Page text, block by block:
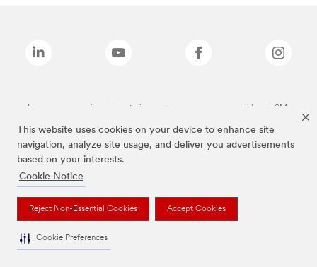
This website uses cookies on your device to enhance site
navigation, analyze site usage, and deliver you advertisements
based on your interests.
Cookie Notice
Reject Non-Essential Cookies Accept Cookies
Cookie Preferences
Las marcas mencionadas anteriormente son marcas comerciales de 3M.